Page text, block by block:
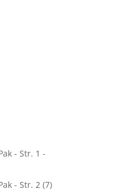
- Str. 1 -
- Str. 2 (7)